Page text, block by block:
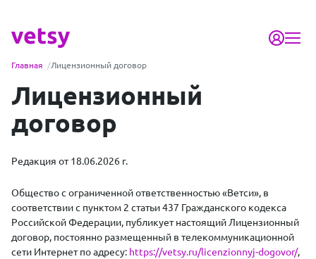
Главная /Лицензионный договор
Лицензионный
договор
Редакция от 18.06.2026 г.
Общество с ограниченной ответственностью «Ветси», в
соответствии с пунктом 2 статьи 437 Гражданского кодекса
Российской Федерации, публикует настоящий Лицензионный
договор, постоянно размещенный в телекоммуникационной
сети Интернет по адресу: https://vetsy.ru/licenzionnyj-dogovor/,